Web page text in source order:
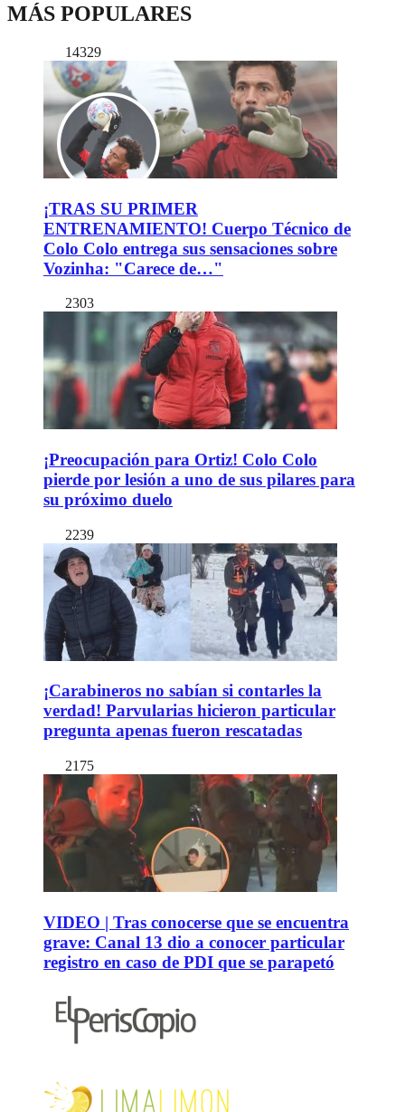
MÁS POPULARES
14329
¡TRAS SU PRIMER
ENTRENAMIENTO! Cuerpo Técnico de
Colo Colo entrega sus sensaciones sobre
Vozinha: "Carece de…"
2303
¡Preocupación para Ortiz! Colo Colo
pierde por lesión a uno de sus pilares para
su próximo duelo
2239
¡Carabineros no sabían si contarles la
verdad! Parvularias hicieron particular
pregunta apenas fueron rescatadas
2175
VIDEO | Tras conocerse que se encuentra
grave: Canal 13 dio a conocer particular
registro en caso de PDI que se parapetó